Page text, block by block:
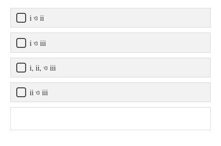
i ও ii
i ও iii
i, ii, ও iii
ii ও iii